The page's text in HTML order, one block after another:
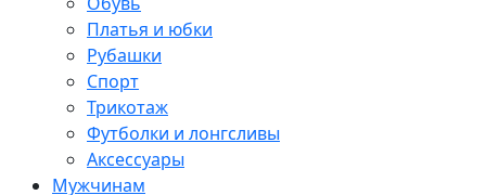
Платья и юбки
Рубашки
Спорт
Трикотаж
Футболки и лонгсливы
Аксессуары
Мужчинам